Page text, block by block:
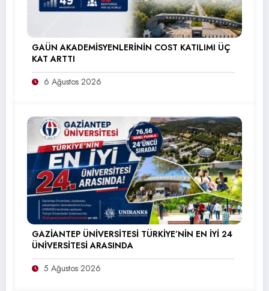
GAÜN AKADEMİSYENLERİNİN COST KATILIMI ÜÇ
KAT ARTTI
6 Ağustos 2026
GAZİANTEP ÜNİVERSİTESİ TÜRKİYE’NİN EN İYİ 24
ÜNİVERSİTESİ ARASINDA
5 Ağustos 2026